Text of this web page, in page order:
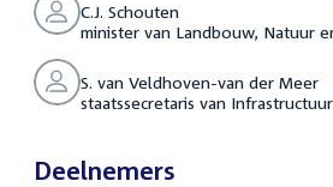
C.J. Schouten
minister van Landbouw, Natuur
S. van Veldhoven-van der Meer
staatssecretaris van
Deelnemers